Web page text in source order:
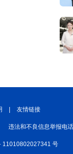
友情链接
违法和不良信息举报电
11010802027341 号